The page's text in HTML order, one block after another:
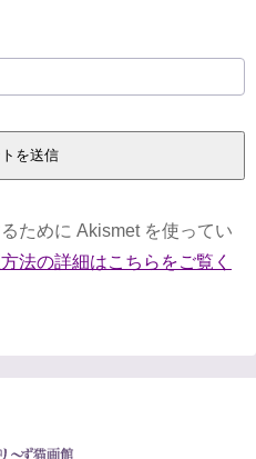
ために Akismet を使ってい
法の詳細はこちらをご覧く